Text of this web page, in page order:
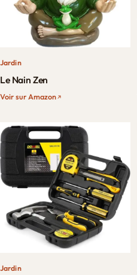
Jardin
Le Nain Zen
Voir sur Amazon
Jardin